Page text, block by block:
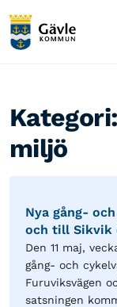
Kategori:
miljö
Nya gång-
och till Sikvik
Den 11 maj,
gång- och
Furuviksvägen
satsningen